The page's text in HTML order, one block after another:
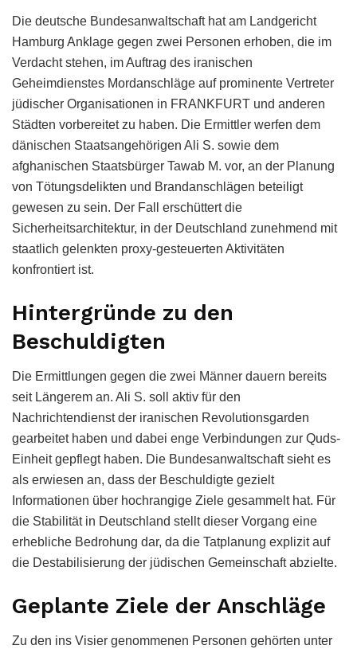
Die deutsche Bundesanwaltschaft hat am Landgericht
Hamburg Anklage gegen zwei Personen erhoben, die im
Verdacht stehen, im Auftrag des iranischen
Geheimdienstes Mordanschläge auf prominente Vertreter
jüdischer Organisationen in FRANKFURT und anderen
Städten vorbereitet zu haben. Die Ermittler werfen dem
dänischen Staatsangehörigen Ali S. sowie dem
afghanischen Staatsbürger Tawab M. vor, an der Planung
von Tötungsdelikten und Brandanschlägen beteiligt
gewesen zu sein. Der Fall erschüttert die
Sicherheitsarchitektur, in der Deutschland zunehmend mit
staatlich gelenkten proxy-gesteuerten Aktivitäten
konfrontiert ist.
Hintergründe zu den
Beschuldigten
Die Ermittlungen gegen die zwei Männer dauern bereits
seit Längerem an. Ali S. soll aktiv für den
Nachrichtendienst der iranischen Revolutionsgarden
gearbeitet haben und dabei enge Verbindungen zur Quds-
Einheit gepflegt haben. Die Bundesanwaltschaft sieht es
als erwiesen an, dass der Beschuldigte gezielt
Informationen über hochrangige Ziele gesammelt hat. Für
die Stabilität in Deutschland stellt dieser Vorgang eine
erhebliche Bedrohung dar, da die Tatplanung explizit auf
die Destabilisierung der jüdischen Gemeinschaft abzielte.
Geplante Ziele der Anschläge
Zu den ins Visier genommenen Personen gehörten unter